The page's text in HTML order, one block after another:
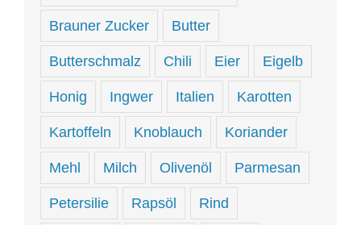
Brauner Zucker Butter
Butterschmalz Chili Eier Eigelb
Honig Ingwer Italien Karotten
Kartoffeln Knoblauch Koriander
Mehl Milch Olivenöl Parmesan
Petersilie Rapsöl Rind